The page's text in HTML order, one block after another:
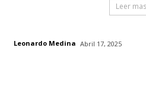
Leer mas
Leonardo Medina Abril 17, 2025